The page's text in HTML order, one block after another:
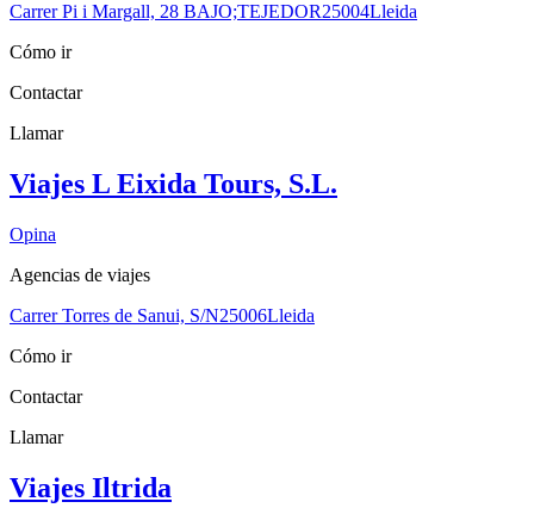
Carrer Pi i Margall, 28 BAJO;TEJEDOR25004Lleida
Cómo ir
Contactar
Llamar
Viajes L Eixida Tours, S.L.
Opina
Agencias de viajes
Carrer Torres de Sanui, S/N25006Lleida
Cómo ir
Contactar
Llamar
Viajes Iltrida